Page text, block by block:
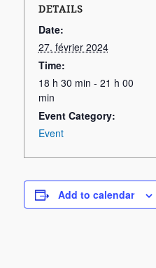
DETAILS
Date:
27. février 2024
Time:
18 h 30 min - 21 h 00
min
Event Category:
Event
Add to calendar